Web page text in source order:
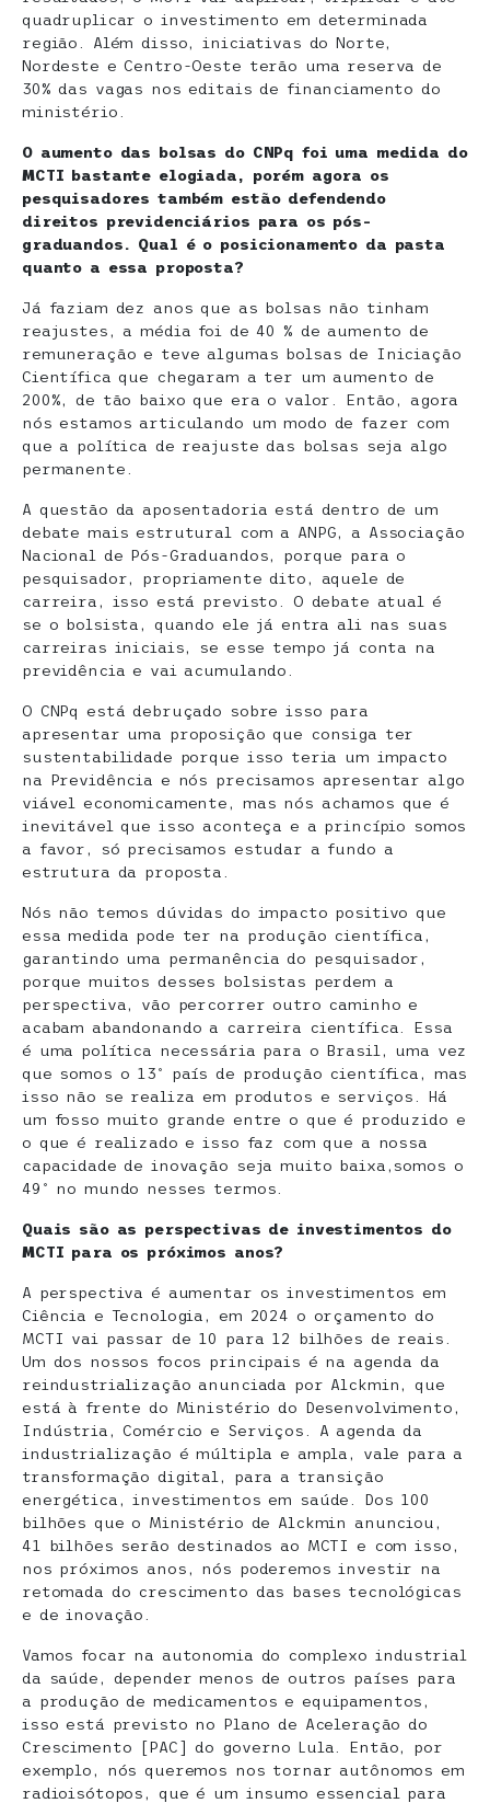
quadruplicar o investimento em determinada
região. Além disso, iniciativas do Norte,
Nordeste e Centro-Oeste terão uma reserva de
30% das vagas nos editais de financiamento do
ministério.
O aumento das bolsas do CNPq foi uma medida do
MCTI bastante elogiada, porém agora os
pesquisadores também estão defendendo
direitos previdenciários para os pós-
graduandos. Qual é o posicionamento da pasta
quanto a essa proposta?
Já faziam dez anos que as bolsas não tinham
reajustes, a média foi de 40 % de aumento de
remuneração e teve algumas bolsas de Iniciação
Científica que chegaram a ter um aumento de
200%, de tão baixo que era o valor. Então, agora
nós estamos articulando um modo de fazer com
que a política de reajuste das bolsas seja algo
permanente.
A questão da aposentadoria está dentro de um
debate mais estrutural com a ANPG, a Associação
Nacional de Pós-Graduandos, porque para o
pesquisador, propriamente dito, aquele de
carreira, isso está previsto. O debate atual é
se o bolsista, quando ele já entra ali nas suas
carreiras iniciais, se esse tempo já conta na
previdência e vai acumulando.
O CNPq está debruçado sobre isso para
apresentar uma proposição que consiga ter
sustentabilidade porque isso teria um impacto
na Previdência e nós precisamos apresentar algo
viável economicamente, mas nós achamos que é
inevitável que isso aconteça e a princípio somos
a favor, só precisamos estudar a fundo a
estrutura da proposta.
Nós não temos dúvidas do impacto positivo que
essa medida pode ter na produção científica,
garantindo uma permanência do pesquisador,
porque muitos desses bolsistas perdem a
perspectiva, vão percorrer outro caminho e
acabam abandonando a carreira científica. Essa
é uma política necessária para o Brasil, uma vez
que somos o 13º país de produção científica, mas
isso não se realiza em produtos e serviços. Há
um fosso muito grande entre o que é produzido e
o que é realizado e isso faz com que a nossa
capacidade de inovação seja muito baixa,somos o
49º no mundo nesses termos.
Quais são as perspectivas de investimentos do
MCTI para os próximos anos?
A perspectiva é aumentar os investimentos em
Ciência e Tecnologia, em 2024 o orçamento do
MCTI vai passar de 10 para 12 bilhões de reais.
Um dos nossos focos principais é na agenda da
reindustrialização anunciada por Alckmin, que
está à frente do Ministério do Desenvolvimento,
Indústria, Comércio e Serviços. A agenda da
industrialização é múltipla e ampla, vale para a
transformação digital, para a transição
energética, investimentos em saúde. Dos 100
bilhões que o Ministério de Alckmin anunciou,
41 bilhões serão destinados ao MCTI e com isso,
nos próximos anos, nós poderemos investir na
retomada do crescimento das bases tecnológicas
e de inovação.
Vamos focar na autonomia do complexo industrial
da saúde, depender menos de outros países para
a produção de medicamentos e equipamentos,
isso está previsto no Plano de Aceleração do
Crescimento [PAC] do governo Lula. Então, por
exemplo, nós queremos nos tornar autônomos em
radioisótopos, que é um insumo essencial para